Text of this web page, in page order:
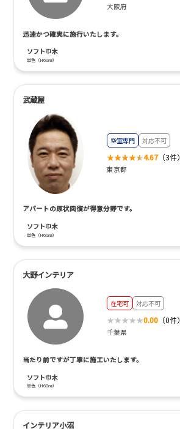
大阪府
迅速かつ確実に施行いたします。
ソフト巾木
単色（H60㎜）
武蔵屋
空室専門 対応不可
4.67（3件）
東京都
アパートの原状回復が得意分野です。
ソフト巾木
単色（H60㎜）
大野インテリア
在宅可 対応不可
0.00 （0件）
千葉県
当たり前ですが丁寧に施工いたします。
ソフト巾木
単色（H60㎜）
インテリア小沼